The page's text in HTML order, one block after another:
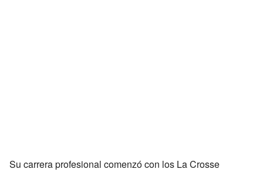
Su carrera profesional comenzó con los La Crosse